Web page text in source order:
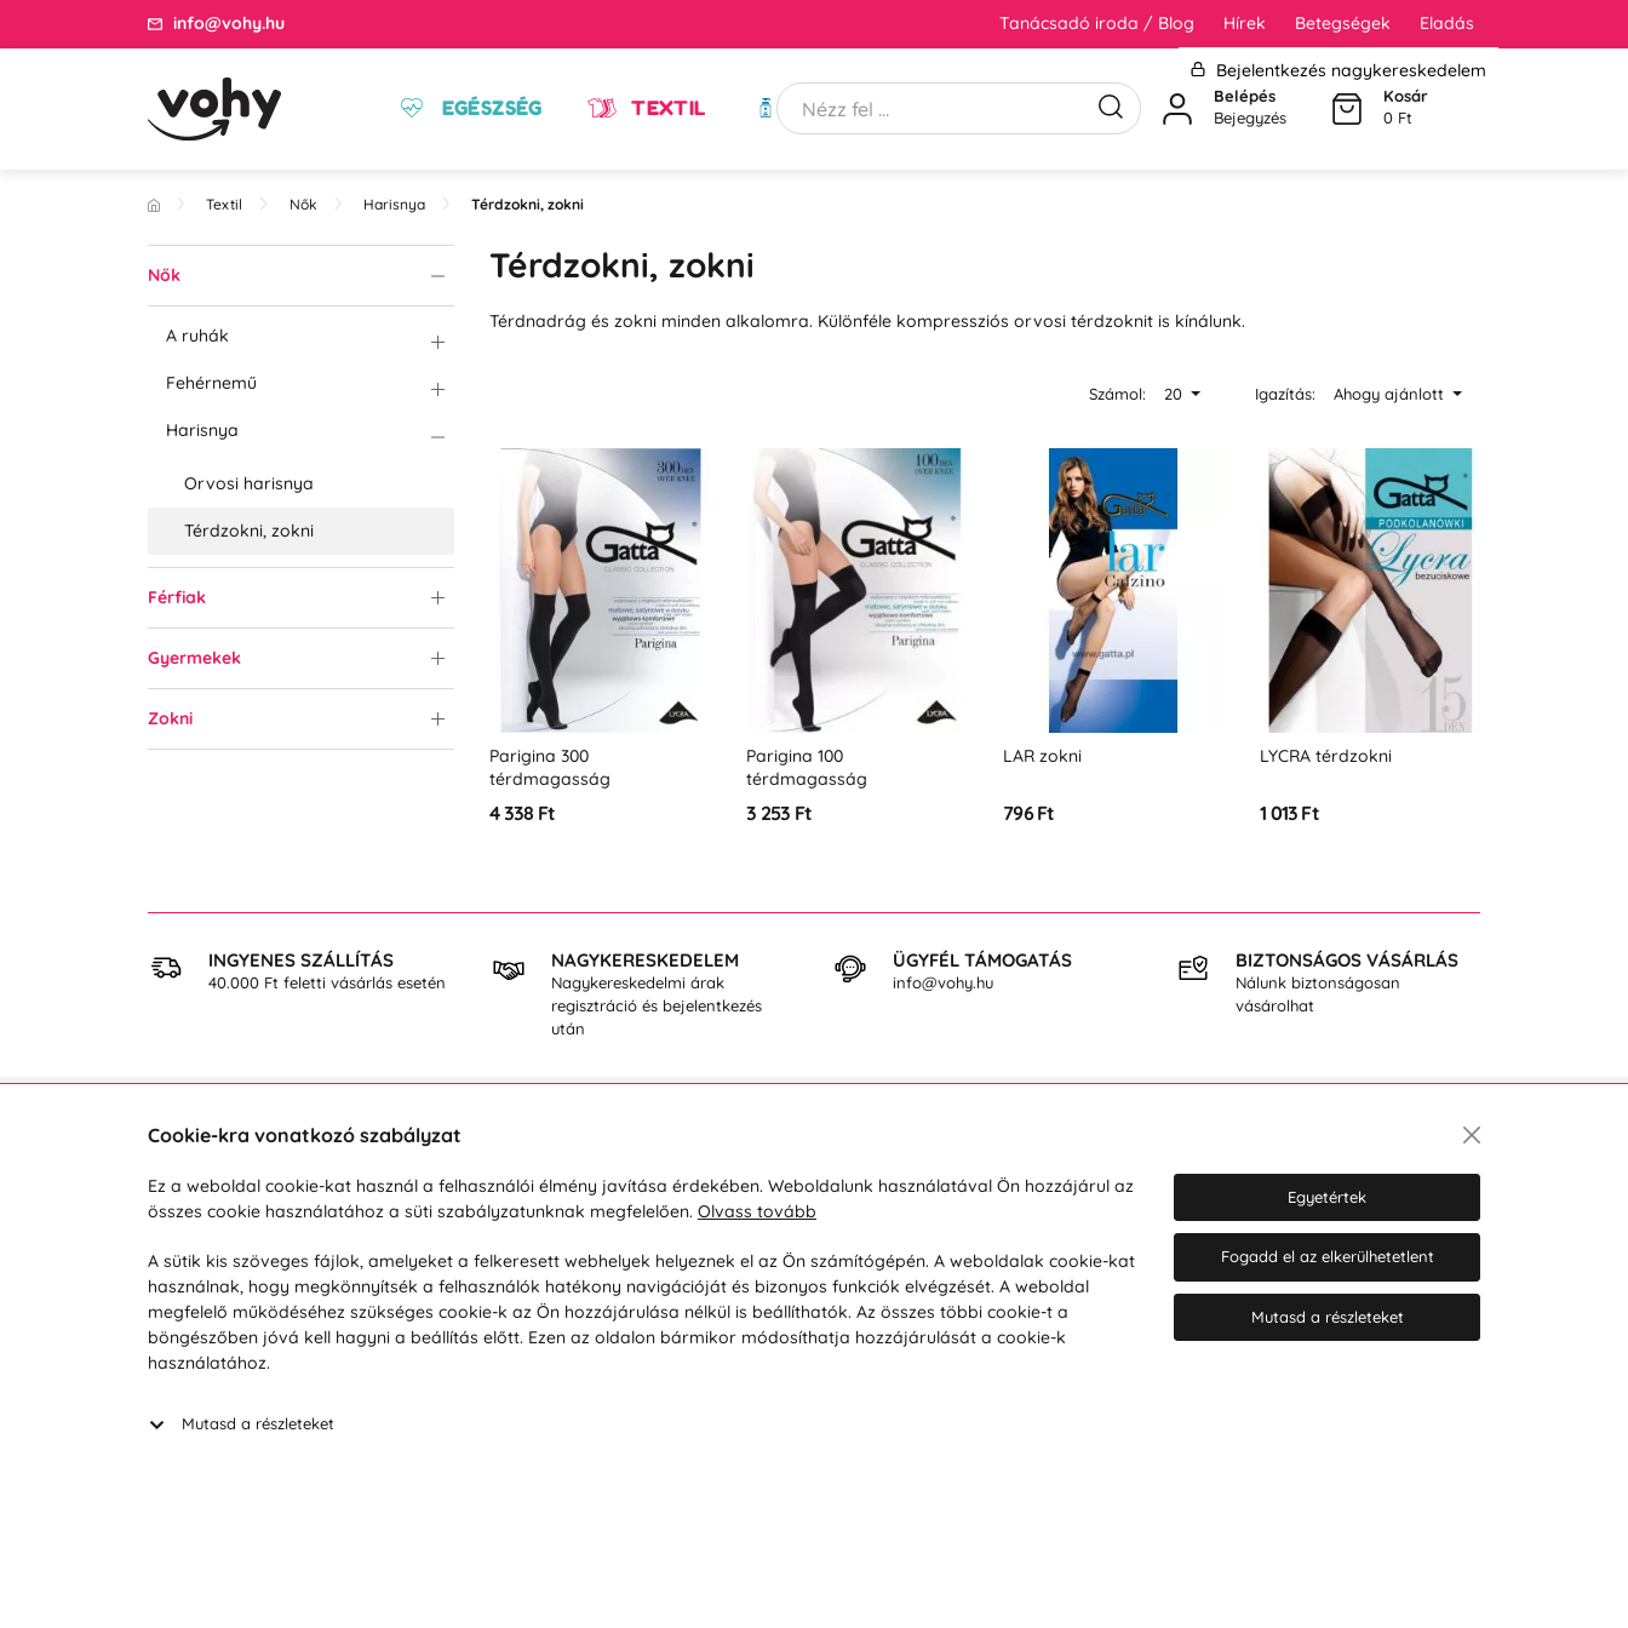
info@vohy.hu Tanácsadó iroda / Blog Hírek Betegségek Eladás
Bejelentkezés nagykereskedelem
EGÉSZSÉG TEXTIL HIGIÉNIA
Belépés
Bejegyzés
Kosár
0 Ft
Textil Nők Harisnya Térdzokni, zokni
Térdzokni, zokni
Térdnadrág és zokni minden alkalomra. Különféle kompressziós orvosi térdzoknit is kínálunk.
Számol: 20 Igazítás: Ahogy ajánlott
Parigina 300
térdmagasság
4 338 Ft
Parigina 100
térdmagasság
3 253 Ft
LAR zokni
796 Ft
LYCRA térdzokni
1 013 Ft
Nők
A ruhák
Fehérnemű
Harisnya
Orvosi harisnya
Térdzokni, zokni
Férfiak
Gyermekek
Zokni
INGYENES SZÁLLÍTÁS
40.000 Ft feletti vásárlás esetén
NAGYKERESKEDELEM
Nagykereskedelmi árak
regisztráció és bejelentkezés
után
ÜGYFÉL TÁMOGATÁS
info@vohy.hu
BIZTONSÁGOS VÁSÁRLÁS
Nálunk biztonságosan
vásárolhat
Hétköznap 8:00-tól 16:00-ig
info@vohy.hu
Reklamáció / Áru visszaküldése
Szállítás és fizetés
Üzleti feltételek
Visszaküldési politika
Társaságról
Magánélet
Tanácsadó iroda
Hozzájárulok a személyes adatok
marketing célú kezeléséhez.
Személyes adatok védelmére
Cookie-kra vonatkozó szabályzat
Ez a weboldal cookie-kat használ a felhasználói élmény javítása érdekében. Weboldalunk használatával Ön hozzájárul az
összes cookie használatához a süti szabályzatunknak megfelelően. Olvass tovább
A sütik kis szöveges fájlok, amelyeket a felkeresett webhelyek helyeznek el az Ön számítógépén. A weboldalak cookie-kat
használnak, hogy megkönnyítsék a felhasználók hatékony navigációját és bizonyos funkciók elvégzését. A weboldal
megfelelő működéséhez szükséges cookie-k az Ön hozzájárulása nélkül is beállíthatók. Az összes többi cookie-t a
böngészőben jóvá kell hagyni a beállítás előtt. Ezen az oldalon bármikor módosíthatja hozzájárulását a cookie-k
használatához.
Mutasd a részleteket
Egyetértek
Fogadd el az elkerülhetetlent
Mutasd a részleteket